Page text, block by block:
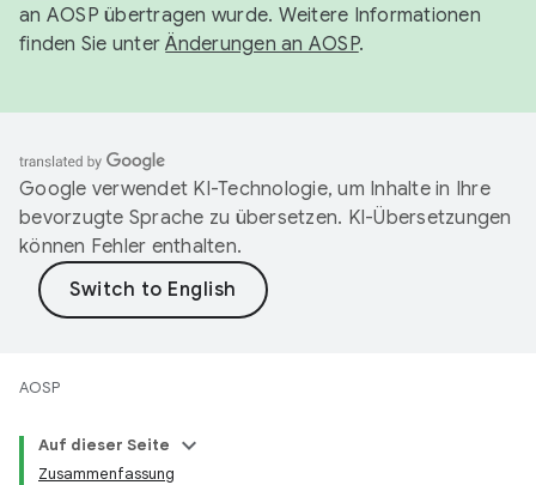
an AOSP übertragen wurde. Weitere Informationen
finden Sie unterÄnderungen an AOSP.
Google verwendet KI-Technologie, um Inhalte in Ihre
bevorzugte Sprache zu übersetzen. KI-Übersetzungen
können Fehler enthalten.
AOSP
Auf dieser Seite
Zusammenfassung